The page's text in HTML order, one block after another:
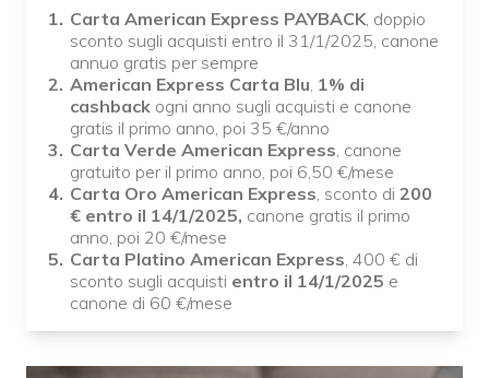
Carta American Express PAYBACK, doppio
sconto sugli acquisti entro il 31/1/2025, canone
annuo gratis per sempre
American Express Carta Blu, 1% di
cashback ogni anno sugli acquisti e canone
gratis il primo anno, poi 35 €/anno
Carta Verde American Express, canone
gratuito per il primo anno, poi 6,50 €/mese
Carta Oro American Express, sconto di 200
€ entro il 14/1/2025, canone gratis il primo
anno, poi 20 €/mese
Carta Platino American Express, 400 € di
sconto sugli acquisti entro il 14/1/2025 e
canone di 60 €/mese